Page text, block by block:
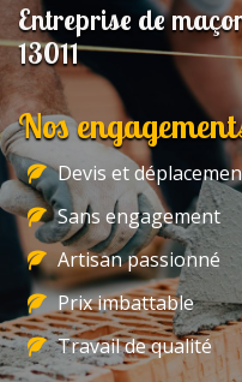
Entreprise de
13011
Nos
Devis et
Sans engagement
Artisan passionné
Prix imbattable
Travail de qualité